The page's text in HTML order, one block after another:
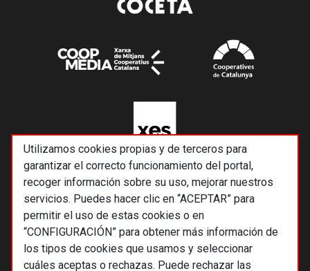
Utilizamos cookies propias y de terceros para
garantizar el correcto funcionamiento del portal,
recoger información sobre su uso, mejorar nuestros
servicios. Puedes hacer clic en “ACEPTAR” para
permitir el uso de estas cookies o en
“CONFIGURACIÓN” para obtener más información de
los tipos de cookies que usamos y seleccionar
cuáles aceptas o rechazas. Puede rechazar las